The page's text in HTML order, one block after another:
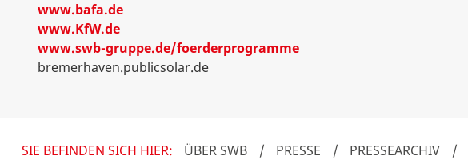
www.bafa.de
www.KfW.de
www.swb-gruppe.de/foerderprogramme
bremerhaven.publicsolar.de
SIE BEFINDEN SICH HIER: ÜBER SWB / PRESSE / PRESSEARCHIV /